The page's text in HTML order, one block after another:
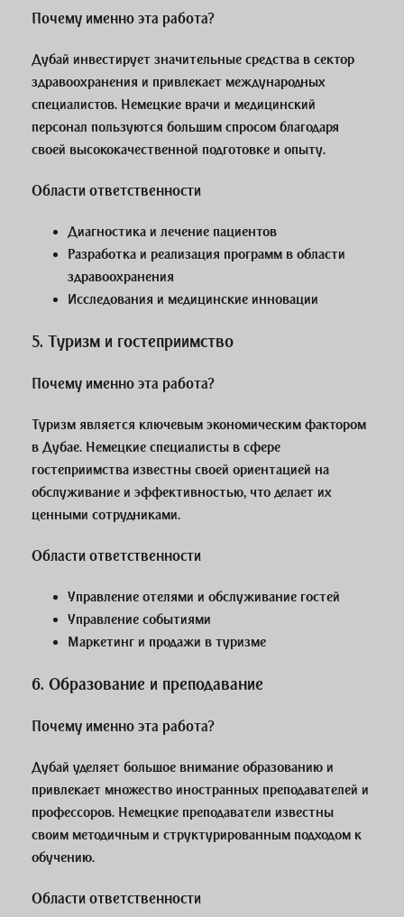
Почему именно эта работа?
Дубай инвестирует значительные средства в сектор
здравоохранения и привлекает международных
специалистов. Немецкие врачи и медицинский
персонал пользуются большим спросом благодаря
своей высококачественной подготовке и опыту.
Области ответственности
Диагностика и лечение пациентов
Разработка и реализация программ в области
здравоохранения
Исследования и медицинские инновации
5. Туризм и гостеприимство
Почему именно эта работа?
Туризм является ключевым экономическим фактором
в Дубае. Немецкие специалисты в сфере
гостеприимства известны своей ориентацией на
обслуживание и эффективностью, что делает их
ценными сотрудниками.
Области ответственности
Управление отелями и обслуживание гостей
Управление событиями
Маркетинг и продажи в туризме
6. Образование и преподавание
Почему именно эта работа?
Дубай уделяет большое внимание образованию и
привлекает множество иностранных преподавателей и
профессоров. Немецкие преподаватели известны
своим методичным и структурированным подходом к
обучению.
Области ответственности